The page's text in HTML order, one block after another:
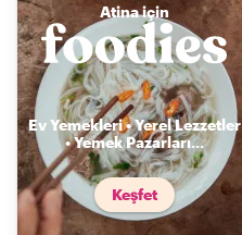
Atina için
Ev Yemekleri • Yerel Lezzetler
• Yemek Pazarları...
Keşfet